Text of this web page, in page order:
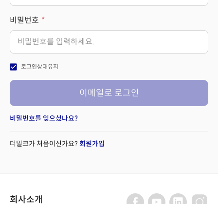
비밀번호
check_box 로그인상태유지
이메일로 로그인
비밀번호를 잊으셨나요?
더밀크가 처음이신가요? 회원가입
회사소개